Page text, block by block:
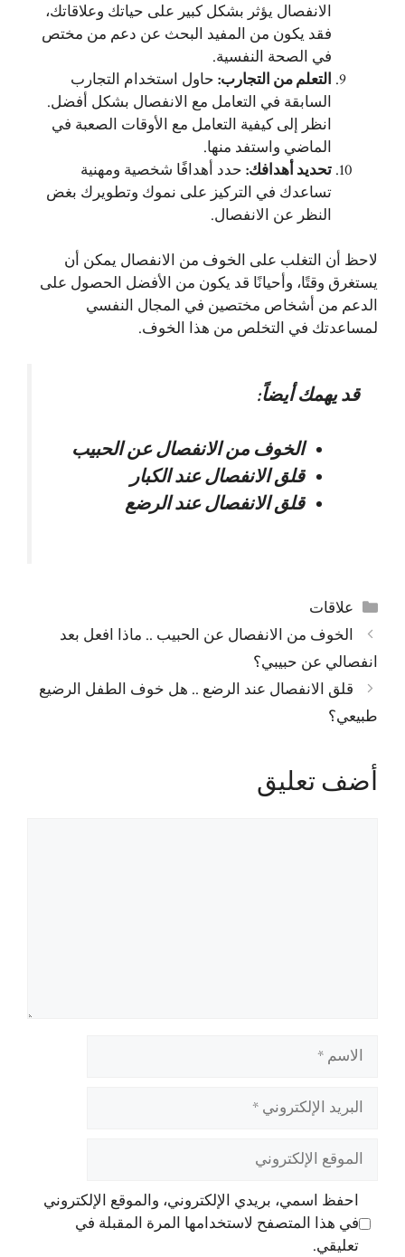
الانفصال يؤثر بشكل كبير على حياتك وعلاقاتك،
فقد يكون من المفيد البحث عن دعم من مختص
في الصحة النفسية.
التعلم من التجارب: حاول استخدام التجارب
السابقة في التعامل مع الانفصال بشكل أفضل.
انظر إلى كيفية التعامل مع الأوقات الصعبة في
الماضي واستفد منها.
تحديد أهدافك: حدد أهدافًا شخصية ومهنية
تساعدك في التركيز على نموك وتطويرك بغض
النظر عن الانفصال.
لاحظ أن التغلب على الخوف من الانفصال يمكن أن
يستغرق وقتًا، وأحيانًا قد يكون من الأفضل الحصول على
الدعم من أشخاص مختصين في المجال النفسي
لمساعدتك في التخلص من هذا الخوف.
قد يهمك أيضاً:
الخوف من الانفصال عن الحبيب
قلق الانفصال عند الكبار
قلق الانفصال عند الرضع
التصنيفات
علاقات
الخوف من الانفصال عن الحبيب .. ماذا افعل بعد
انفصالي عن حبيبي؟
قلق الانفصال عند الرضع .. هل خوف الطفل الرضيع
طبيعي؟
أضف تعليق
الاسم
البريد
الإلكتروني
الموقع
الإلكتروني
احفظ اسمي، بريدي الإلكتروني، والموقع الإلكتروني
في هذا المتصفح لاستخدامها المرة المقبلة في
تعليقي.